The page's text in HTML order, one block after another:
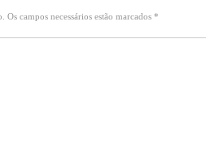
campos necessários estão marcados *